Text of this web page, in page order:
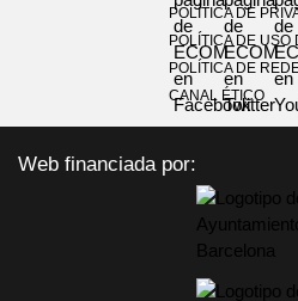
POLÍTICA DE
POLÍTICA DE USO
POLÍTICA DE
CANAL ÉTICO
Web financiada por: